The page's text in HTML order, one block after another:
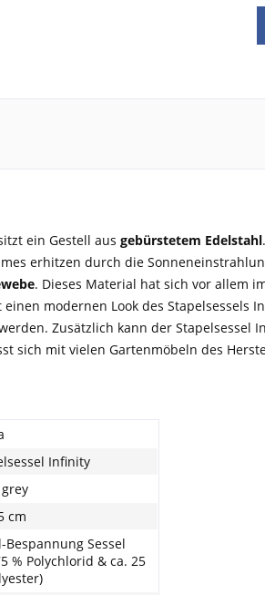
ein Gestell aus gebürstetem Edelstahl
erhitzen durch die
. Dieses Material hat sich vor allem
modernen Look des Stapelsessels
Zusätzlich kann der Stapelsessel
sich mit vielen Gartenmöbeln des
Infinity
cm
Bespannung Sessel
% Polychlorid & ca. 25